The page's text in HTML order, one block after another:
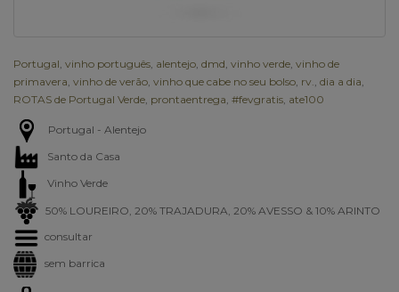
Portugal vinho português alentejo dmd vinho verde vinho de
primavera vinho de verão vinho que cabe no seu bolso rv. dia a dia
ROTAS de Portugal Verde prontaentrega #fevgratis ate100
Portugal - Alentejo
Santo da Casa
Vinho Verde
50% LOUREIRO, 20% TRAJADURA, 20% AVESSO & 10% ARINTO
consultar
sem barrica